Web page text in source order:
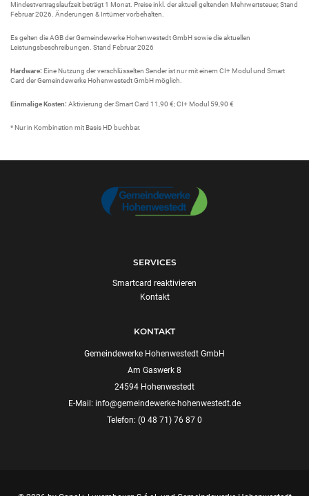
Mindestvertragslaufzeit beträgt 1 Monat. Preise inkl. der aktuell geltenden Mehrwertsteuer, Stand
Februar 2026. Änderungen & Irrtümer vorbehalten.
Es gelten die AGB der Gemeindewerke Hohenwestedt GmbH sowie die aktuellen
Leistungsbeschreibungen. Stand Februar 2026
Hardware: Eine Nutzung der verschlüsselten Sender ist nur mit einem CI+ Modul und Smart
Card der Gemeindewerke Hohenwestedt GmbH möglich.
Einmalige Kosten: Aktivierung der Smart Card 11,90 €; CI+ Modul 59,90 €
* Nur in Kombination mit Basis HD buchbar.
SERVICES
Smartcard reaktivieren
Kontakt
KONTAKT
Gemeindewerke Hohenwestedt GmbH
Am Gaswerk 8
24594 Hohenwestedt
E-Mail: info@gemeindewerke-hohenwestedt.de
Telefon: (0 48 71) 76 87 0